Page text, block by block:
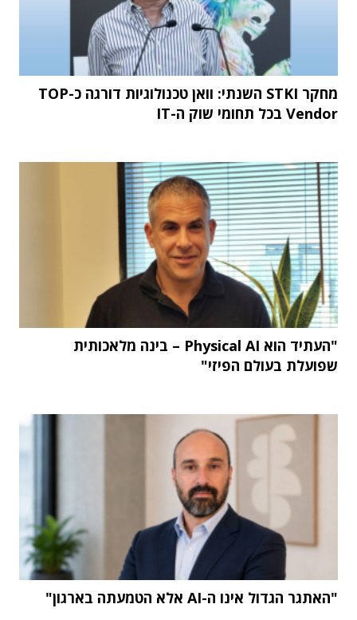
מחקר STKI השנתי: וואן טכנולוגיות דורגה כ-TOP
Vendor בכל תחומי שוק ה-IT
"העתיד הוא Physical AI – בינה מלאכותית
שפועלת בעולם הפיזי"
"האתגר הגדול אינו ה-AI אלא הטמעתה בארגון"